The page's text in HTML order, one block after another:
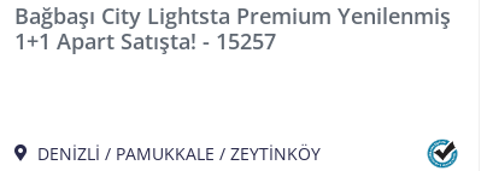
Bağbaşı City Lightsta Premium Yenilenmiş
1+1 Apart Satışta! - 15257
DENİZLİ / PAMUKKALE / ZEYTİNKÖY